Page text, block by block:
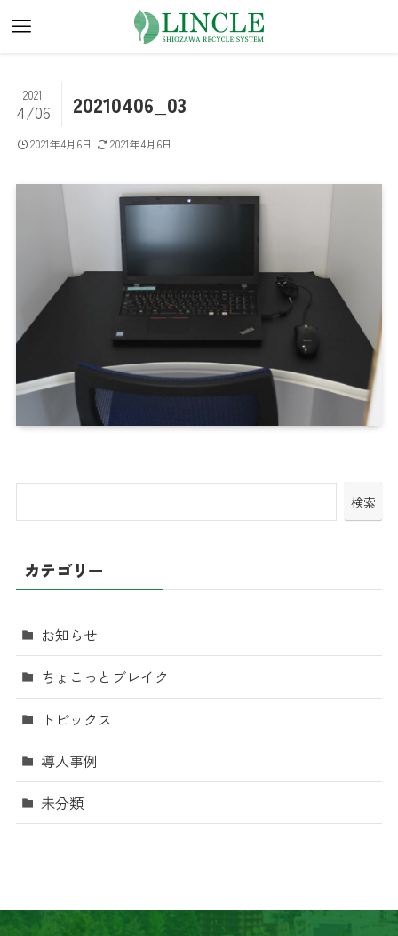
20210406_03
2021
4/06
2021年4月6日 2021年4月6日
検索
カテゴリー
お知らせ
ちょこっとブレイク
トピックス
導入事例
未分類